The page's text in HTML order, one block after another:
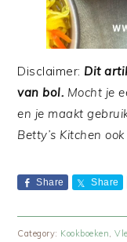
Disclaimer: Dit
vanbol. Mocht je
en je maakt
Betty’s Kitchen
Share Share
Category: Kookboeken,